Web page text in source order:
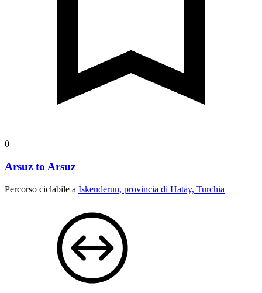
0
Arsuz to Arsuz
Percorso ciclabile a İskenderun, provincia di Hatay, Turchia